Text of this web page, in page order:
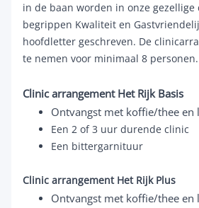
in de baan worden in onze
begrippen Kwaliteit en
hoofdletter geschreven. De
te nemen voor minimaal 8 personen.
Clinic arrangement Het Rijk Basis
Ontvangst met koffie/thee en
Een 2 of 3 uur durende clinic
Een bittergarnituur
Clinic arrangement Het Rijk Plus
Ontvangst met koffie/thee en